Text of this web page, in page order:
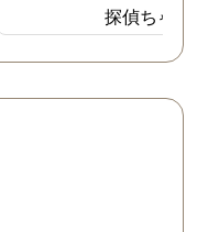
時になんとなく嫌な予感
したので、夫の身辺調査
会社での過ごし方を探偵
探偵に夫の会社の場所を
探偵ちゃん